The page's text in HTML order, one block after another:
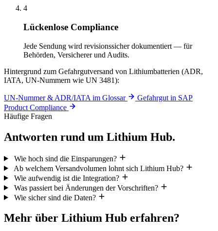
4
Lückenlose Compliance
Jede Sendung wird revisionssicher dokumentiert — für
Behörden, Versicherer und Audits.
Hintergrund zum Gefahrgutversand von Lithiumbatterien (ADR,
IATA, UN-Nummern wie UN 3481):
UN-Nummer & ADR/IATA im Glossar
Gefahrgut in SAP
Product Compliance
Häufige Fragen
Antworten rund um Lithium Hub.
Wie hoch sind die Einsparungen?
Ab welchem Versandvolumen lohnt sich Lithium Hub?
Wie aufwendig ist die Integration?
Was passiert bei Änderungen der Vorschriften?
Wie sicher sind die Daten?
Mehr über Lithium Hub erfahren?